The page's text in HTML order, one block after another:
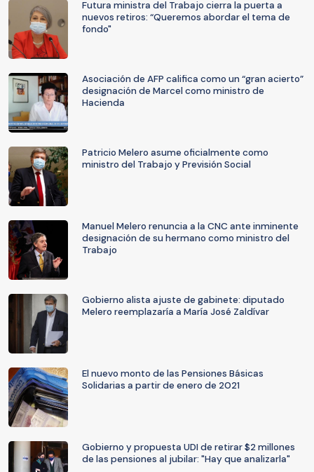
Futura ministra del Trabajo cierra la puerta a
nuevos retiros: “Queremos abordar el tema de
fondo"
Asociación de AFP califica como un “gran acierto”
designación de Marcel como ministro de
Hacienda
Patricio Melero asume oficialmente como
ministro del Trabajo y Previsión Social
Manuel Melero renuncia a la CNC ante inminente
designación de su hermano como ministro del
Trabajo
Gobierno alista ajuste de gabinete: diputado
Melero reemplazaría a María José Zaldívar
El nuevo monto de las Pensiones Básicas
Solidarias a partir de enero de 2021
Gobierno y propuesta UDI de retirar $2 millones
de las pensiones al jubilar: "Hay que analizarla"